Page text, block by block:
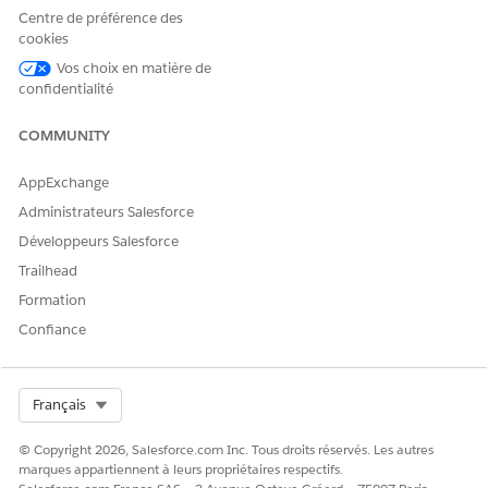
affichées en tant que boutons autonomes, boutons
groupés ou éléments de menu dans une liste déroulante.
Champs obligatoires et listes associées pour la gestion des
champs et les listes associées nécessaires à vos utilisateurs
ajouts permettent aux commerciaux d'accéder aux devis
critiques et aux données des commandes directement
depuis les enregistrements qu'ils utilisent le plus souvent.
Dites-nous ce que nous pouvons améliorer !
Centre de préférence des
cookies
Vos choix en matière de
confidentialité
COMMUNITY
AppExchange
Administrateurs Salesforce
Développeurs Salesforce
Trailhead
Formation
Confiance
Français
© Copyright 2026, Salesforce.com Inc. Tous droits réservés. Les autres
marques appartiennent à leurs propriétaires respectifs.